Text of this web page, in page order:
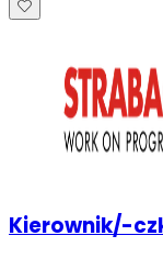
Kierownik/-